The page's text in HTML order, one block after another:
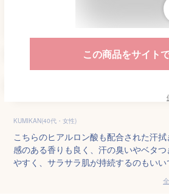
この商品をサイト
KUMIKAN(40代・女性)
こちらのヒアルロン酸も配合された汗
感のある香りも良く、汗の臭いやベタ
やすく、サラサラ肌が持続するのもいい